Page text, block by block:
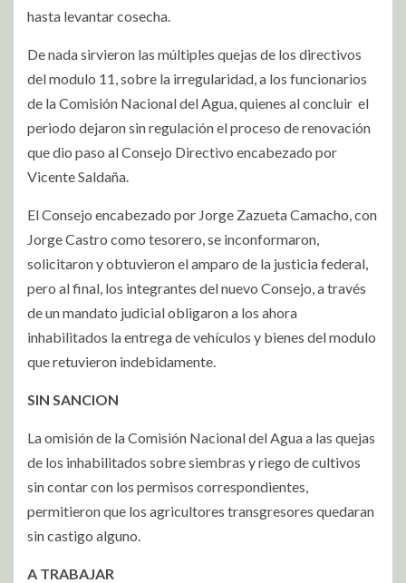
hasta levantar cosecha.
De nada sirvieron las múltiples quejas de los directivos
del modulo 11, sobre la irregularidad, a los funcionarios
de la Comisión Nacional del Agua, quienes al concluir el
periodo dejaron sin regulación el proceso de renovación
que dio paso al Consejo Directivo encabezado por
Vicente Saldaña.
El Consejo encabezado por Jorge ZazuetaCamacho, con
Jorge Castro como tesorero, se inconformaron,
solicitaron y obtuvieron el amparo de la justicia federal,
pero al final, los integrantes del nuevo Consejo, a través
de un mandato judicial obligaron a los ahora
inhabilitados la entrega de vehículos y bienes del modulo
que retuvieron indebidamente.
SIN SANCION
La omisión de la Comisión Nacional del Agua a las quejas
de los inhabilitados sobre siembras y riego de cultivos
sin contar con los permisos correspondientes,
permitieron que los agricultores transgresores quedaran
sin castigo alguno.
A TRABAJAR